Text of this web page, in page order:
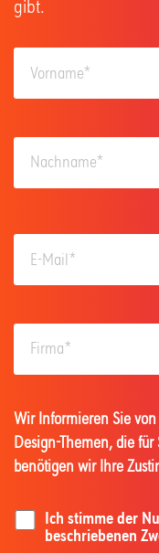
gibt.
Wir Informieren Sie
Design-Themen, die
benötigen wir Ihre
Ich stimme der
beschriebenen